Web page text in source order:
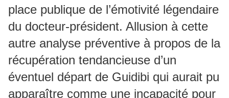
place publique de l’émotivité légendaire
du docteur-président. Allusion à cette
autre analyse préventive à propos de la
récupération tendancieuse d’un
éventuel départ de Guidibi qui aurait pu
apparaître comme une incapacité pour